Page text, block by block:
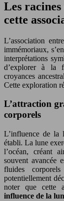
Les
cette
L’association
immémoriaux,
interprétations
d’explorer à la
croyances
Cette exploration
L’attraction
corporels
L’influence de la
établi. La lune
l’océan, créant
souvent avancée
fluides
potentiellement
noter que cette
influence de la